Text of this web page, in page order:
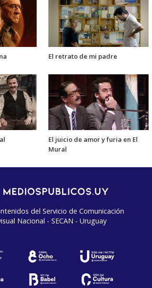
El retrato de mi padre
El juicio de amor y furia en El
Mural
del Servicio de Comunicación
Nacional - SECAN - Uruguay